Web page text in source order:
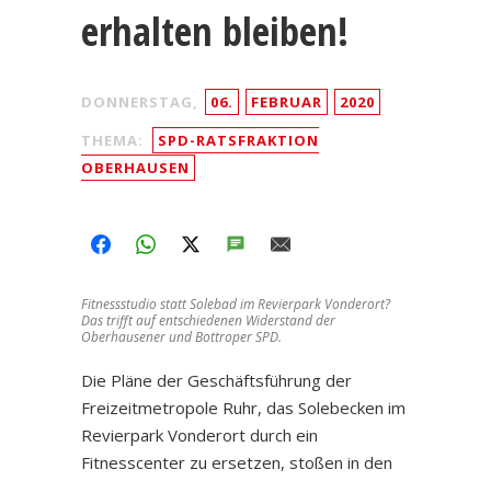
erhalten bleiben!
DONNERSTAG, 06. FEBRUAR
2020
THEMA:
SPD-RATSFRAKTION
OBERHAUSEN
FACEBOOKWHATSAPPTWITTER SMS
Fitnessstudio statt Solebad im Revierpark Vonderort?
Das trifft auf entschiedenen Widerstand der
Oberhausener und Bottroper SPD.
Die Pläne der Geschäftsführung der
Freizeitmetropole Ruhr, das Solebecken im
Revierpark Vonderort durch ein
Fitnesscenter zu ersetzen, stoßen in den